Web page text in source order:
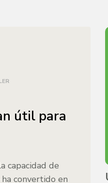
útil para
capacidad de
convertido en